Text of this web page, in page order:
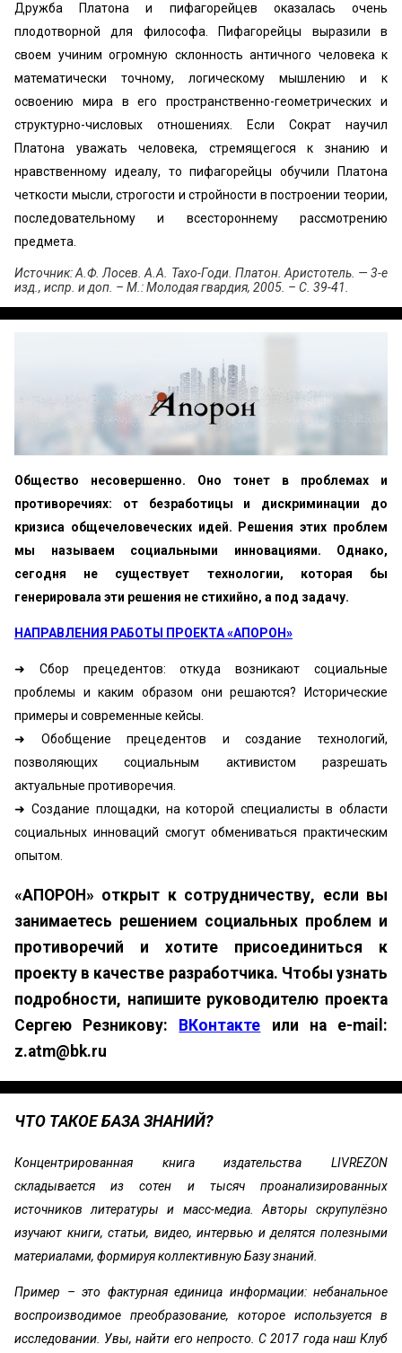
Дружба Платона и пифагорейцев оказалась очень
плодотворной для философа. Пифагорейцы выразили в
своем учиним огромную склонность античного человека к
математически точному, логическому мышлению и к
освоению мира в его пространственно-геометрических и
структурно-числовых отношениях. Если Сократ научил
Платона уважать человека, стремящегося к знанию и
нравственному идеалу, то пифагорейцы обучили Платона
четкости мысли, строгости и стройности в построении теории,
последовательному и всестороннему рассмотрению
предмета.
Источник: А.Ф. Лосев. А.А. Тахо-Годи. Платон. Аристотель. — 3-е
изд., испр. и доп. – М.: Молодая гвардия, 2005. – С. 39-41.
Общество несовершенно. Оно тонет в проблемах и
противоречиях: от безработицы и дискриминации до
кризиса общечеловеческих идей. Решения этих проблем
мы называем социальными инновациями. Однако,
сегодня не существует технологии, которая бы
генерировала эти решения не стихийно, а под задачу.
НАПРАВЛЕНИЯ РАБОТЫ ПРОЕКТА «АПОРОН»
➜ Сбор прецедентов: откуда возникают социальные
проблемы и каким образом они решаются? Исторические
примеры и современные кейсы.
➜ Обобщение прецедентов и создание технологий,
позволяющих социальным активистом разрешать
актуальные противоречия.
➜ Создание площадки, на которой специалисты в области
социальных инноваций смогут обмениваться практическим
опытом.
«АПОРОН» открыт к сотрудничеству, если вы
занимаетесь решением социальных проблем и
противоречий и хотите присоединиться к
проекту в качестве разработчика. Чтобы узнать
подробности, напишите руководителю проекта
Сергею Резникову:
ВКонтакте или на e-mail:
z.atm@bk.ru
ЧТО ТАКОЕ БАЗА ЗНАНИЙ?
Концентрированная книга издательства LIVREZON
складывается из сотен и тысяч проанализированных
источников литературы и масс-медиа. Авторы скрупулёзно
изучают книги, статьи, видео, интервью и делятся полезными
материалами, формируя коллективную Базу знаний.
Пример – это фактурная единица информации: небанальное
воспроизводимое преобразование, которое используется в
исследовании. Увы, найти его непросто. С 2017 года наш Клуб